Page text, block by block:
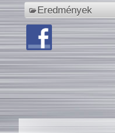
Eredmények